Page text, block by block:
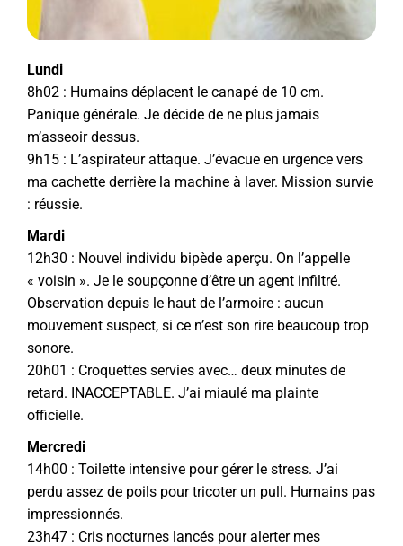
Lundi
8h02 : Humains déplacent le canapé de 10 cm.
Panique générale. Je décide de ne plus jamais
m’asseoir dessus.
9h15 : L’aspirateur attaque. J’évacue en urgence vers
ma cachette derrière la machine à laver. Mission survie
: réussie.
Mardi
12h30 : Nouvel individu bipède aperçu. On l’appelle
« voisin ». Je le soupçonne d’être un agent infiltré.
Observation depuis le haut de l’armoire : aucun
mouvement suspect, si ce n’est son rire beaucoup trop
sonore.
20h01 : Croquettes servies avec… deux minutes de
retard. INACCEPTABLE. J’ai miaulé ma plainte
officielle.
Mercredi
14h00 : Toilette intensive pour gérer le stress. J’ai
perdu assez de poils pour tricoter un pull. Humains pas
impressionnés.
23h47 : Cris nocturnes lancés pour alerter mes